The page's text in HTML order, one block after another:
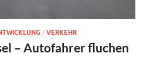
/ VERKEHR
– Autofahrer fluchen